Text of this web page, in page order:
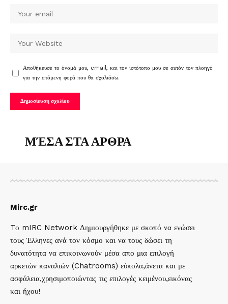
Αποθήκευσε το όνομά μου, email, και τον ιστότοπο μου σε αυτόν τον πλοηγό
για την επόμενη φορά που θα σχολιάσω.
ΜΈΣΑ ΣΤΑ ΑΡΘΡΑ
Mirc.gr
Tο mIRC Network Δημιουργήθηκε με σκοπό να ενώσει
τους Έλληνες ανά τον κόσμο και να τους δώσει τη
δυνατότητα να επικοινωνούν μέσα απο μια επιλογή
αρκετών καναλιών (Chatrooms) εύκολα,άνετα και με
ασφάλεια,χρησιμοποιώντας τις επιλογές κειμένου,εικόνας
και ήχου!